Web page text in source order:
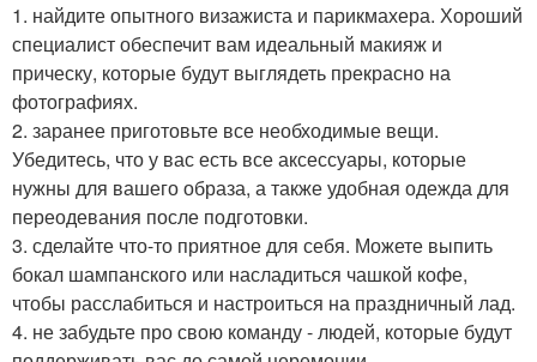
1. найдите опытного визажиста и парикмахера. Хороший
специалист обеспечит вам идеальный макияж и
прическу, которые будут выглядеть прекрасно на
фотографиях.
2. заранее приготовьте все необходимые вещи.
Убедитесь, что у вас есть все аксессуары, которые
нужны для вашего образа, а также удобная одежда для
переодевания после подготовки.
3. сделайте что-то приятное для себя. Можете выпить
бокал шампанского или насладиться чашкой кофе,
чтобы расслабиться и настроиться на праздничный лад.
4. не забудьте про свою команду - людей, которые будут